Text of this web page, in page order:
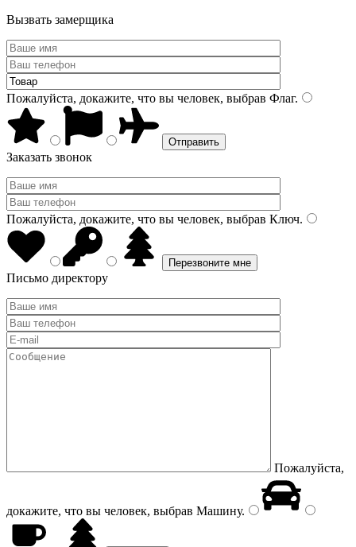
Вызвать замерщика
Пожалуйста, докажите, что вы человек, выбрав Флаг.
Заказать звонок
Пожалуйста, докажите, что вы человек, выбрав Ключ.
Письмо директору
Пожалуйста,
докажите, что вы человек, выбрав Машину.